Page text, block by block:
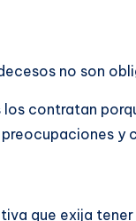
no son
contratan
y
que exija